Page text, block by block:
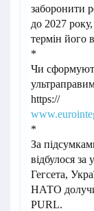
заборонити
до 2027
термін його
*
Чи
https://
*
За
відбулося за
Гегсета,
НАТО
PURL.